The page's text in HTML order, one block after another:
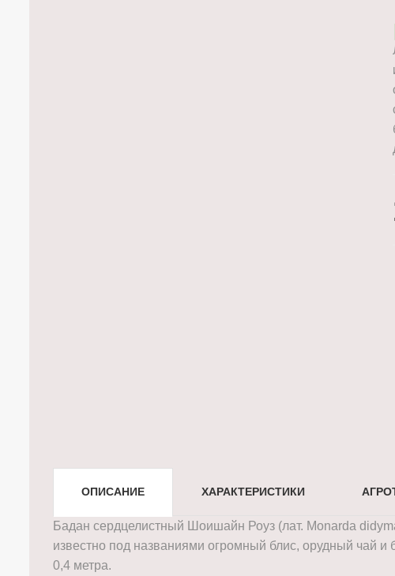
ОПИСАНИЕ ХАРАКТЕРИСТИКИ
Бадан сердцелистный Шоишайн Роуз (лат. Monarda
известно под названиями огромный блис, орудный чай и
0,4 метра.